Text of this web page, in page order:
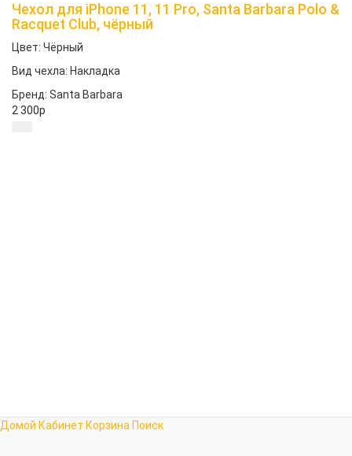
Чехол для iPhone 11, 11 Pro, Santa Barbara Polo &
Racquet Club, чёрный
Цвет: Чёрный
Вид чехла: Накладка
Бренд: Santa Barbara
2 300p
Домой Кабинет Корзина Поиск